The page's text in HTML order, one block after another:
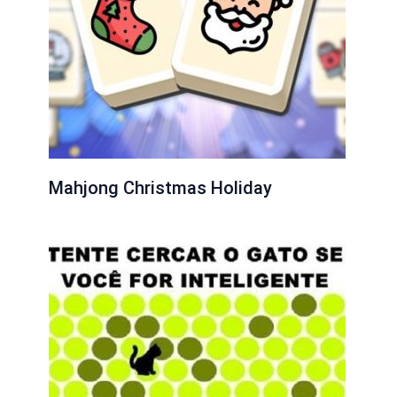
Mahjong Christmas Holiday